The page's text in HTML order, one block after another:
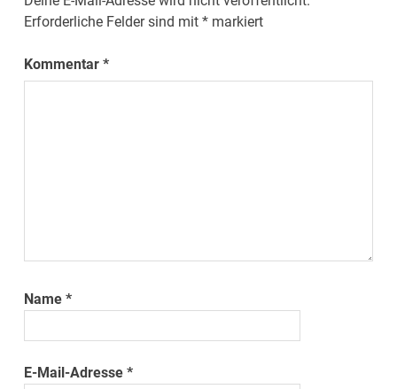
Erforderliche Felder sind mit* markiert
Kommentar*
Name*
E-Mail-Adresse*